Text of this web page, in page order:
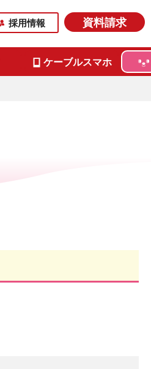
採用情報 資料請求
ケーブルスマホ